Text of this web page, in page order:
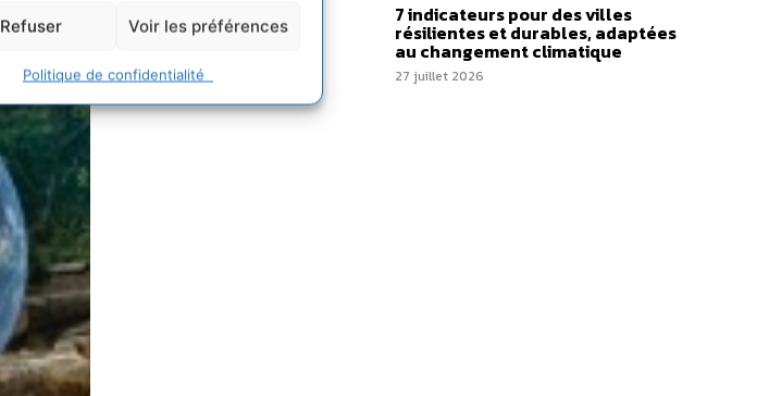
Refuser Voir les préférences
Politique de confidentialité
7 indicateurs pour des villes
résilientes et durables, adaptées
au changement climatique
27 juillet 2026